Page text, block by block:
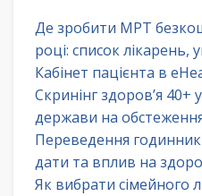
Де зробити МРТ
році: список
Кабінет пацієнта в
Скринінг здоров’я 40+
держави на
Переведення
дати та вплив на
Як вибрати сімейного